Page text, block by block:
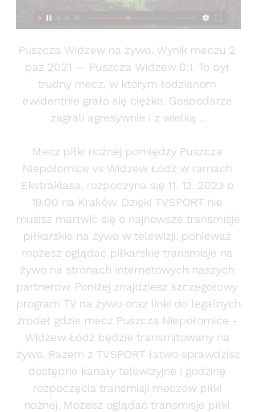
Puszcza Widzew na żywo. Wynik meczu 2
paź 2021 — Puszcza Widzew 0:1. To był
trudny mecz, w którym łodzianom
ewidentnie grało się ciężko. Gospodarze
zagrali agresywnie i z wielką ...
Mecz piłki nożnej pomiędzy Puszcza
Niepołomice vs Widzew Łódź w ramach
Ekstraklasa, rozpoczyna się 11. 12. 2023 o
19:00 na Kraków. Dzięki TVSPORT nie
musisz martwić się o najnowsze transmisje
piłkarskie na żywo w telewizji, ponieważ
możesz oglądać piłkarskie transmisje na
żywo na stronach internetowych naszych
partnerów. Poniżej znajdziesz szczegółowy
program TV na żywo oraz linki do legalnych
źródeł gdzie mecz Puszcza Niepołomice -
Widzew Łódź będzie transmitowany na
żywo. Razem z TVSPORT łatwo sprawdzisz
dostępne kanały telewizyjne i godzinę
rozpoczęcia transmisji meczów piłki
nożnej. Możesz oglądać transmisje piłki